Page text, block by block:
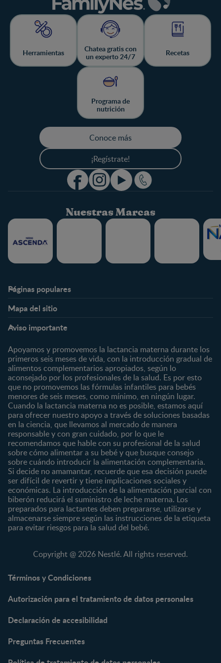
Herramientas
Chatea gratis con
un experto 24/7
Recetas
Programa de
nutrición
Conoce más
¡Regístrate!
Nuestras Marcas
Páginas populares
Expertos en Nutrición
Preguntas Frecuentes
¿Quiénes somos?
Marcas y productos
Nuestros Productos
Nuestras Marcas
Mapa del sitio
Preconcepción
Embarazo
Posparto
0 a 4 meses
4 a 6 meses
6 a 8 meses
8 a 12 meses
12 a 24 meses
Desde 2 años
Preescolar
Escolar
Nutrición
Salud
Maternidad
Paternidad
Vida en familia
Marcas
CERELAC®
GERBER®
KLIM®
NAN® 3
NAN® Optipro® 3
NAN® Supreme 3
NESTUM®
NESCARE®
Productos
Cereales Infantiles
Compotas y galletas
Fórmulas Infantiles
Vitaminas y Suplementos
Herramientas
Aviso importante
Apoyamos y promovemos la lactancia materna durante los
primeros seis meses de vida, con la introducción gradual de
alimentos complementarios apropiados, según lo
aconsejado por los profesionales de la salud. Es por esto
que no promovemos las fórmulas infantiles para bebés
menores de seis meses, como mínimo, en ningún lugar.
Cuando la lactancia materna no es posible, estamos aquí
para ofrecer nuestro apoyo a través de soluciones basadas
en la ciencia, que llevamos al mercado de manera
responsable y con gran cuidado, por lo que le
recomendamos que hable con su profesional de la salud
sobre cómo alimentar a su bebé y que busque consejo
sobre cuándo introducir la alimentación complementaria.
Si decide no amamantar, recuerde que esa decisión puede
ser difícil de revertir y tiene implicaciones sociales y
económicas. La introducción de la alimentación parcial con
biberón reducirá el suministro de leche materna. Los
preparados para lactantes deben prepararse, utilizarse y
almacenarse siempre según las instrucciones de la etiqueta
para evitar riesgos para la salud del bebé.
Copyright @ 2026 Nestlé. All rights reserved.
Términos y Condiciones
Autorización para el tratamiento de datos personales
Declaración de accesibilidad
Preguntas Frecuentes